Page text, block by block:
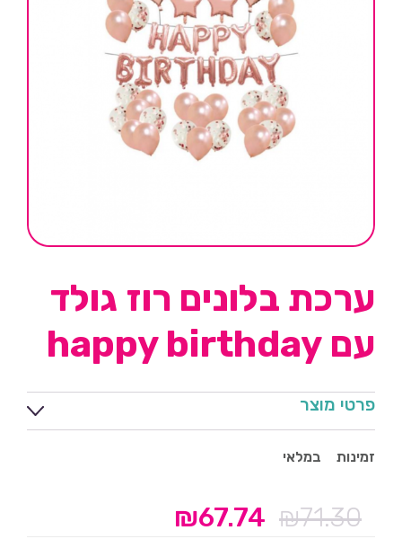
ערכת בלונים רוז גולד
עם happy birthday
פרטי מוצר
זמינות במלאי
₪71.30
המחיר ₪67.74